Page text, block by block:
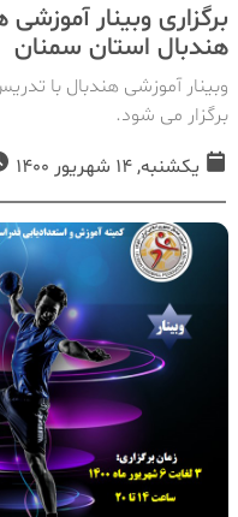
برگزاری وبینار
هندبال استان سمنان
وبینار آموزشی هندبال با
برگزار می شود.
یکشنبه, 14 شهریور 1400